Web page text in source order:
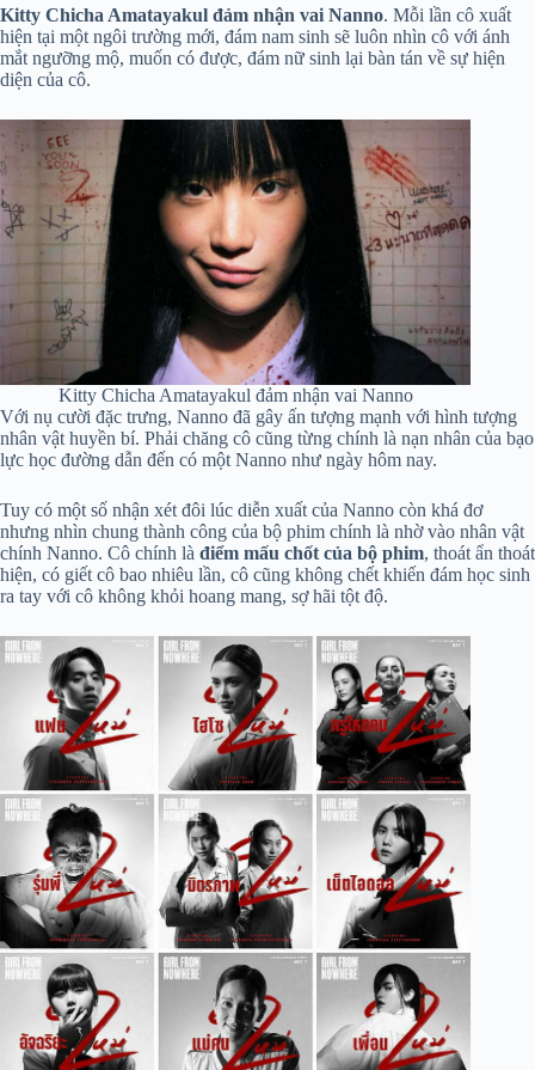
Kitty Chicha Amatayakul đảm nhận vai Nanno. Mỗi lần cô xuất
hiện tại một ngôi trường mới, đám nam sinh sẽ luôn nhìn cô với ánh
mắt ngưỡng mộ, muốn có được, đám nữ sinh lại bàn tán về sự hiện
diện của cô.
Kitty Chicha Amatayakul đảm nhận vai Nanno
Với nụ cười đặc trưng, Nanno đã gây ấn tượng mạnh với hình tượng
nhân vật huyền bí. Phải chăng cô cũng từng chính là nạn nhân của bạo
lực học đường dẫn đến có một Nanno như ngày hôm nay.
Tuy có một số nhận xét đôi lúc diễn xuất của Nanno còn khá đơ
nhưng nhìn chung thành công của bộ phim chính là nhờ vào nhân vật
chính Nanno. Cô chính là điểm mấu chốt của bộ phim, thoát ẩn thoát
hiện, có giết cô bao nhiêu lần, cô cũng không chết khiến đám học sinh
ra tay với cô không khỏi hoang mang, sợ hãi tột độ.